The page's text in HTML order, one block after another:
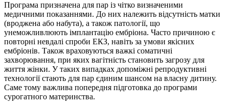
Програма призначена для пар із чітко визначеними
медичними показаннями. До них належить відсутність матки
(вроджена або набута), а також патології, що
унеможливлюють імплантацію ембріона. Часто причиною є
повторні невдалі спроби ЕКЗ, навіть за умови якісних
ембріонів. Також враховуються важкі соматичні
захворювання, при яких вагітність становить загрозу для
життя жінки. У таких випадках допоміжні репродуктивні
технології стають для пар єдиним шансом на власну дитину.
Саме тому важлива попередня підготовка до програми
сурогатного материнства.